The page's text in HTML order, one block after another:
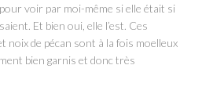
pour voir par moi-même si elle était si
Et bien oui, elle l’est. Ces
noix de pécan sont à la fois moelleux
bien garnis et donc très